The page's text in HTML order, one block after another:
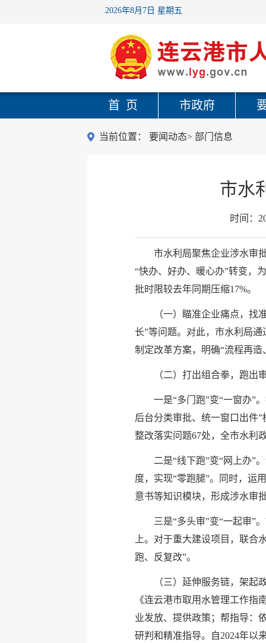
2026年8月7日 星期五
首 页 市政府
当前位置： 要闻动态> 部门信息
市水
时间：
市水利局聚焦企业涉水审
“快办、好办、暖心办”转变，
批时限较去年同期压缩17%。
（一）瞄准企业痛点，找
长”等问题。对此，市水利局
制定改革方案，明确“流程再
（二）打出组合拳，跑出
一是“多门跑”变“一窗办”
后台分类审批、统一窗口出件
整改落实问题67处，全市水利
二是“线下跑”变“网上办”
度，实现“零跑腿”。同时，运
意书等知识模块，形成涉水审
三是“多头审”变“一起审”
上。对于重大建设项目，联合
跑、反复改”。
（三）延伸服务链，架起
《连云港市取用水管理工作
业发放、提供政策；帮指导：
研判和精准指导。自2024年以